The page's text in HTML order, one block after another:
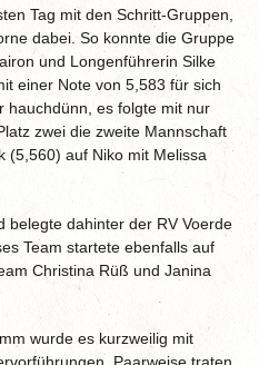
Tag mit den Schritt-Gruppen,
dabei. So konnte die Gruppe
und Longenführerin Silke
einer Note von 5,583 für sich
hauchdünn, es folgte mit nur
zwei die zweite Mannschaft
(5,560) auf Niko mit Melissa
belegte dahinter der RV Voerde
Team startete ebenfalls auf
Christina Rüß und Janina
wurde es kurzweilig mit